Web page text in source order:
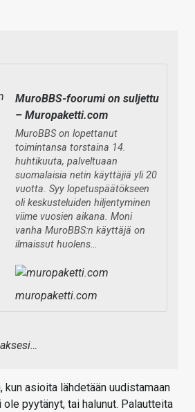
MuroBBS-foorumi on suljettu
– Muropaketti.com
MuroBBS on lopettanut
toimintansa torstaina 14.
huhtikuuta, palveltuaan
suomalaisia netin käyttäjiä yli 20
vuotta. Syy lopetuspäätökseen
oli keskusteluiden hiljentyminen
viime vuosien aikana. Moni
vanha MuroBBS:n käyttäjä on
ilmaissut huolens…
muropaketti.com
kun asioita lähdetään uudistamaan
ole pyytänyt, tai halunut. Palautteita